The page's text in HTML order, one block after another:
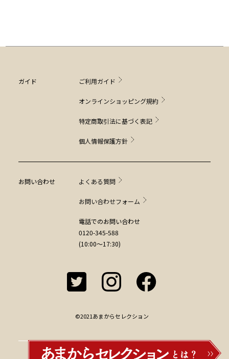
ガイド ご利用ガイド
オンラインショッピング規約
特定商取引法に基づく表記
個人情報保護方針
お問い合わせ よくある質問
お問い合わせフォーム
電話でのお問い合わせ
0120-345-588
(10:00～17:30)
©2021あまからセレクション